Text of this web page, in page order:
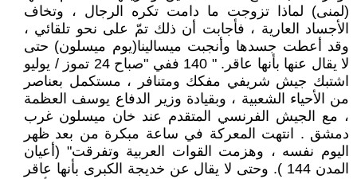
(لمنى) لماذا تزوجت ما دامت تكره الرجال ، وتخاف
الأجساد العارية ، فأجابت أن ذلك تمّ على نحو تلقائي ،
وقد أعطت جسدها وأنجبت ميسالينا(يوم ميسلون) حتى
لا يقال عنها بأنها عاقر. " 140 ففي "صباح 24 تموز / يوليو
اشتبك جيش شريفي مفكك ومتنافر ، مستكمل بعناصر
من الأحياء الشعبية ، وبقيادة وزير الدفاع يوسف العظمة
، مع الجيش الفرنسي المتقدم عند خان ميسلون غرب
دمشق . انتهت المعركة في ساعة مبكرة من بعد ظهر
اليوم نفسه ، وهزمت القوات العربية وتفرقت" (أعيان
المدن 144 ). وحتى لا يقال عن خديجة الكبرى بأنها عاقر